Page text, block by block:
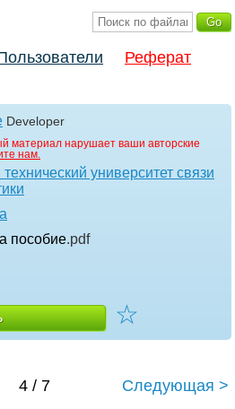
Реферат
Developer
материал нарушает ваши авторские
нам.
университет связи
пособие.pdf
☆
4 / 7 Следующая >